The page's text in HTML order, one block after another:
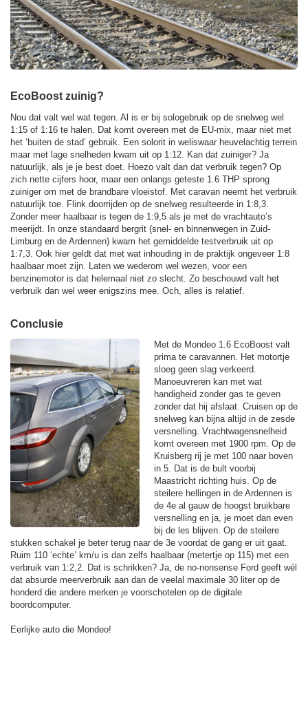
EcoBoost zuinig?
Nou dat valt wel wat tegen. Al is er bij sologebruik op de snelweg wel
1:15 of 1:16 te halen. Dat komt overeen met de EU-mix, maar niet met
het ‘buiten de stad’ gebruik. Een solorit in weliswaar heuvelachtig terrein
maar met lage snelheden kwam uit op 1:12. Kan dat zuiniger? Ja
natuurlijk, als je je best doet. Hoezo valt dan dat verbruik tegen? Op
zich nette cijfers hoor, maar een onlangs geteste 1.6 THP sprong
zuiniger om met de brandbare vloeistof. Met caravan neemt het verbruik
natuurlijk toe. Flink doorrijden op de snelweg resulteerde in 1:8,3.
Zonder meer haalbaar is tegen de 1:9,5 als je met de vrachtauto’s
meerijdt. In onze standaard bergrit (snel- en binnenwegen in Zuid-
Limburg en de Ardennen) kwam het gemiddelde testverbruik uit op
1:7,3. Ook hier geldt dat met wat inhouding in de praktijk ongeveer 1:8
haalbaar moet zijn. Laten we wederom wel wezen, voor een
benzinemotor is dat helemaal niet zo slecht. Zo beschouwd valt het
verbruik dan wel weer enigszins mee. Och, alles is relatief.
Conclusie
Met de Mondeo 1.6 EcoBoost valt
prima te caravannen. Het motortje
sloeg geen slag verkeerd.
Manoeuvreren kan met wat
handigheid zonder gas te geven
zonder dat hij afslaat. Cruisen op de
snelweg kan bijna altijd in de zesde
versnelling. Vrachtwagensnelheid
komt overeen met 1900 rpm. Op de
Kruisberg rij je met 100 naar boven
in 5. Dat is de bult voorbij
Maastricht richting huis. Op de
steilere hellingen in de Ardennen is
de 4e al gauw de hoogst bruikbare
versnelling en ja, je moet dan even
bij de les blijven. Op de steilere
stukken schakel je beter terug naar de 3e voordat de gang er uit gaat.
Ruim 110 ‘echte’ km/u is dan zelfs haalbaar (metertje op 115) met een
verbruik van 1:2,2. Dat is schrikken? Ja, de no-nonsense Ford geeft wél
dat absurde meerverbruik aan dan de veelal maximale 30 liter op de
honderd die andere merken je voorschotelen op de digitale
boordcomputer.
Eerlijke auto die Mondeo!